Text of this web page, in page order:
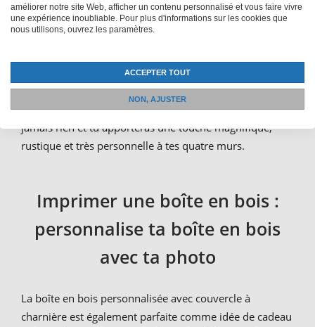
la papeterie ou des élastiques à cheveux. Tu es un vrai
collectionneur ? Alors utilise la boîte comme une boîte
monnaie ou autres. Tu peux aussi utiliser la boîte
individuelle commeboîte à bijoux en boisunique
pour tes bijoux précieux. Ainsi, tu ne perdras plus
jamais rien et tu apporteras une touche magnifique,
rustique et très personnelle à tes quatre murs.
Imprimer une boîte en bois :
personnalise ta boîte en bois
avec ta photo
La boîte en bois personnalisée avec couvercle à
charnière est également parfaite comme idée de cadeau
améliorer notre site Web, afficher un contenu personnalisé et vous faire vivre
une expérience inoubliable. Pour plus d'informations sur les cookies que
nous utilisons, ouvrez les paramètres.
ACCEPTER TOUT
NON, AJUSTER